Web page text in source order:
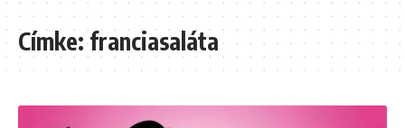
Címke:franciasaláta